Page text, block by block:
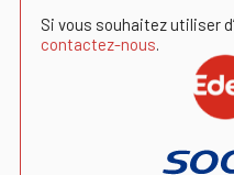
Si vous souhaitez utiliser
contactez-nous.